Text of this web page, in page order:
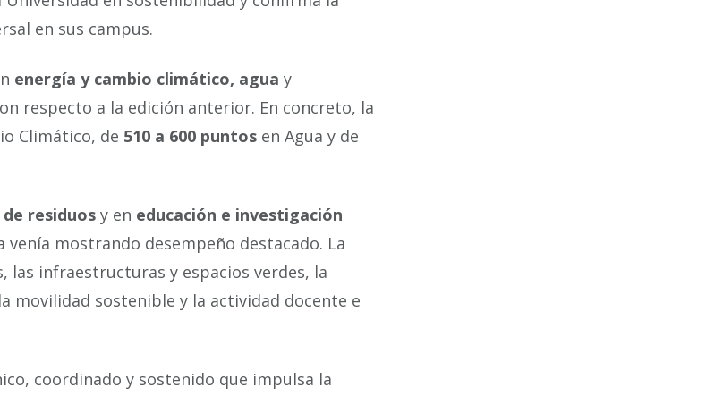
en sus campus.
energía y cambio climático, agua y
respecto a la edición anterior. En concreto, la
Climático, de 510 a 600 puntos en Agua y de
residuos y en educación e investigación
venía mostrando desempeño destacado. La
infraestructuras y espacios verdes, la
movilidad sostenible y la actividad docente e
coordinado y sostenido que impulsa la